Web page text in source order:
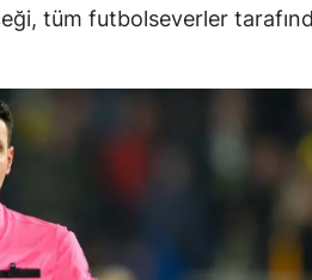
tüm futbolseverler